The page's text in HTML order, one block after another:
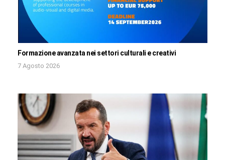
Formazione avanzata nei settori culturali e creativi
7 Agosto 2026